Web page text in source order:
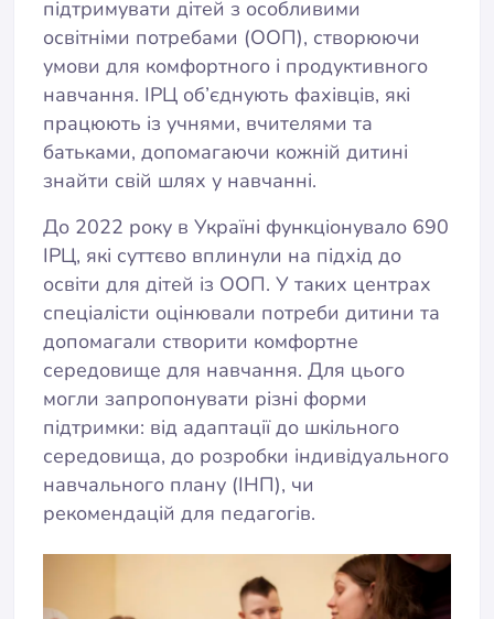
підтримувати дітей з особливими
освітніми потребами (ООП), створюючи
умови для комфортного і продуктивного
навчання. ІРЦ об’єднують фахівців, які
працюють із учнями, вчителями та
батьками, допомагаючи кожній дитині
знайти свій шлях у навчанні.
До 2022 року в Україні функціонувало 690
ІРЦ, які суттєво вплинули на підхід до
освіти для дітей із ООП. У таких центрах
спеціалісти оцінювали потреби дитини та
допомагали створити комфортне
середовище для навчання. Для цього
могли запропонувати різні форми
підтримки: від адаптації до шкільного
середовища, до розробки індивідуального
навчального плану (ІНП), чи
рекомендацій для педагогів.